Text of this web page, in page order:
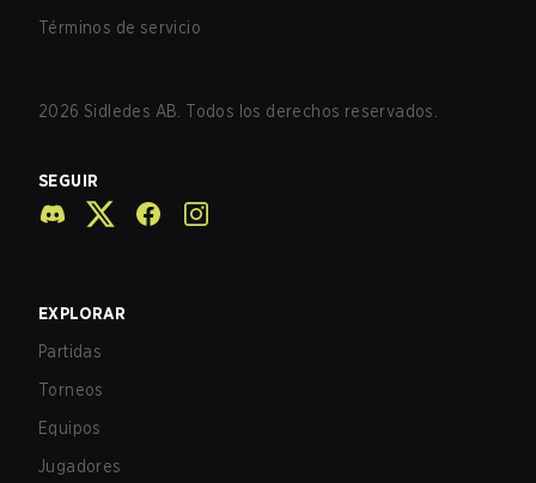
Términos de servicio
2026 Sidledes AB. Todos los derechos reservados.
SEGUIR
EXPLORAR
Partidas
Torneos
Equipos
Jugadores